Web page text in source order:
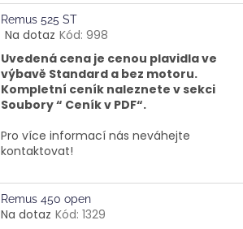
Remus 525 ST
Průměrné
hodnocení
produktu
je
5,0
z
5
hvězdiček.
Na dotaz Kód: 998
Uvedená cena je cenou plavidla ve
výbavě Standard a bez motoru.
Kompletní ceník naleznete v sekci
Soubory “ Ceník v PDF“.
Pro více informací nás neváhejte
kontaktovat!
Remus 450 open
Na dotaz Kód: 1329